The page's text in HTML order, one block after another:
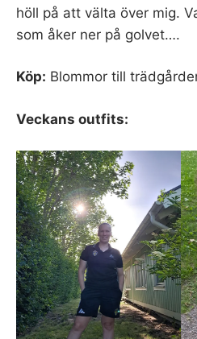
höll på att välta över mig.
som åker ner på golvet….
Köp: Blommor till
Veckans outfits: